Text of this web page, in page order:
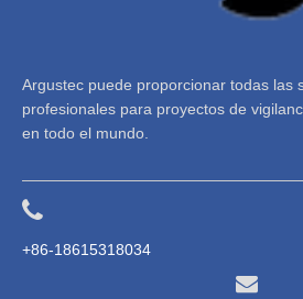
Argustec puede proporcionar todas las
profesionales para proyectos de
en todo el mundo.
+86-18615318034